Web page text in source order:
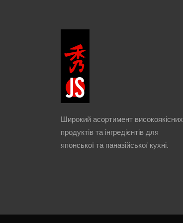
Широкий асортимент високоякісних
продуктів та інгредієнтів для
японської та паназійської кухні.